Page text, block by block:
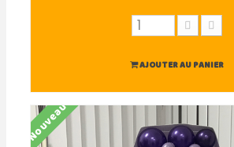
AJOUTER AU PANIER
Nouveau